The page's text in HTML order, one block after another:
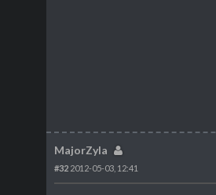
MajorZyla
#32 2012-05-03, 12:41